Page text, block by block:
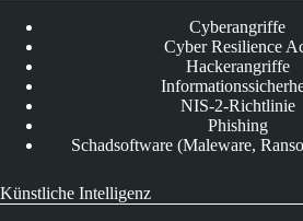
Cyberangriffe
Cyber Resilience
Hackerangriffe
NIS-2-Richtlinie
Phishing
Schadsoftware (Maleware,
Künstliche Intelligenz